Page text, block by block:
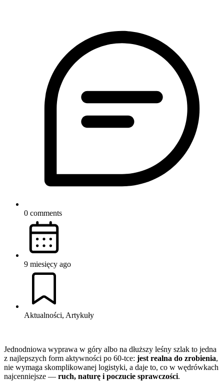
0 comments
9 miesięcy ago
Aktualności, Artykuły
Jednodniowa wyprawa w góry albo na dłuższy leśny szlak to jedna
z najlepszych form aktywności po 60-tce: jest realna do zrobienia,
nie wymaga skomplikowanej logistyki, a daje to, co w wędrówkach
najcenniejsze — ruch, naturę i poczucie sprawczości.